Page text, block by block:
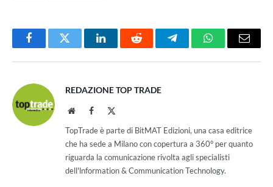
FacebookTwitter LinkedInReddit TelegramWhatsAppEmail
REDAZIONE TOP TRADE
WebsiteFacebook
TopTrade è parte di BitMAT Edizioni, una casa editrice
che ha sede a Milano con copertura a 360° per quanto
riguarda la comunicazione rivolta agli specialisti
dell'lnformation & Communication Technology.